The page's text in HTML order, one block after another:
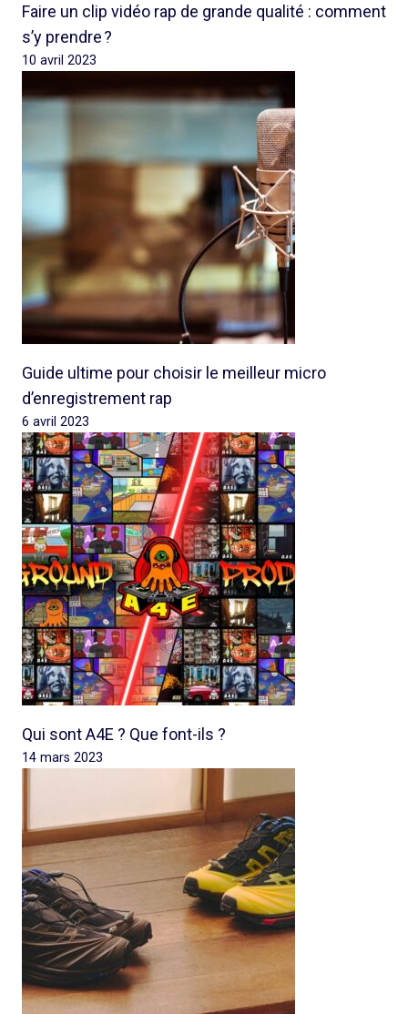
Faire un clip vidéo rap de grande qualité : comment
s’y prendre ?
10 avril 2023
Guide ultime pour choisir le meilleur micro
d’enregistrement rap
6 avril 2023
Qui sont A4E ? Que font-ils ?
14 mars 2023